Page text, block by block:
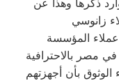
ذكرها وهذا عن
زانوسي
المؤسسة
مصر بالاحترافية
الوثوق بأن أجهزتهم